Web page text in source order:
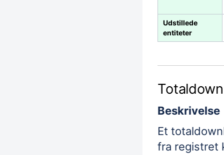
Udstillede
entiteter
Beskrivelse
Et
fra registret